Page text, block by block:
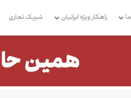
راهکار ویژه ایرانیان شریک تجاری